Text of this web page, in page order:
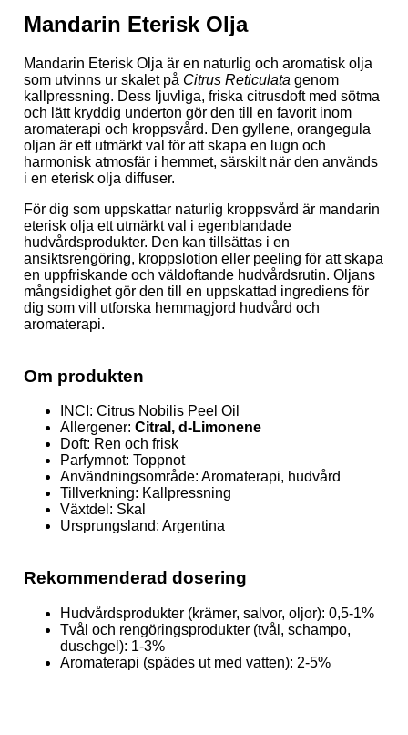
Mandarin Eterisk Olja
Mandarin Eterisk Olja är en naturlig och aromatisk olja
som utvinns ur skalet på Citrus Reticulata genom
kallpressning. Dess ljuvliga, friska citrusdoft med sötma
och lätt kryddig underton gör den till en favorit inom
aromaterapi och kroppsvård. Den gyllene, orangegula
oljan är ett utmärkt val för att skapa en lugn och
harmonisk atmosfär i hemmet, särskilt när den används
i en eterisk olja diffuser.
För dig som uppskattar naturlig kroppsvård är mandarin
eterisk olja ett utmärkt val i egenblandade
hudvårdsprodukter. Den kan tillsättas i en
ansiktsrengöring, kroppslotion eller peeling för att skapa
en uppfriskande och väldoftande hudvårdsrutin. Oljans
mångsidighet gör den till en uppskattad ingrediens för
dig som vill utforska hemmagjord hudvård och
aromaterapi.
Om produkten
INCI: Citrus Nobilis Peel Oil
Allergener: Citral, d-Limonene
Doft: Ren och frisk
Parfymnot: Toppnot
Användningsområde: Aromaterapi, hudvård
Tillverkning: Kallpressning
Växtdel: Skal
Ursprungsland: Argentina
Rekommenderad dosering
Hudvårdsprodukter (krämer, salvor, oljor): 0,5-1%
Tvål och rengöringsprodukter (tvål, schampo,
duschgel): 1-3%
Aromaterapi (spädes ut med vatten): 2-5%